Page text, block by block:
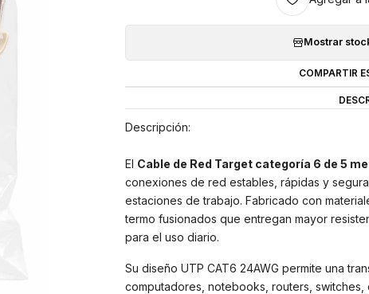
Mostrar
COMPARTIR
Descripción:
El Cable de Red Target categoría 6 de 5
conexiones de red estables, rápidas y
estaciones de trabajo. Fabricado con
termo fusionados que entregan mayor
para el uso diario.
Su diseño UTP CAT6 24AWG permite una
computadores, notebooks, routers, switches,